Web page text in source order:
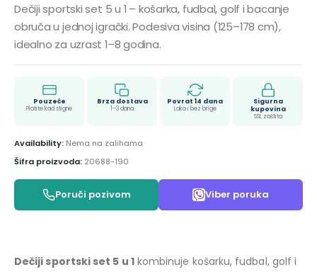
Dečiji sportski set 5 u 1 – košarka, fudbal, golf i bacanje
obruča u jednoj igrački. Podesiva visina (125–178 cm),
idealno za uzrast 1–8 godina.
Pouzeće
Platite kad stigne
Brza dostava
1–3 dana
Povrat 14 dana
Lako i bez brige
Sigurna
kupovina
SSL zaštita
Availability: Nema na zalihama
Šifra proizvoda: 20688-190
Poruči pozivom Viber poruka
Dečiji sportski set 5 u 1kombinuje košarku, fudbal, golf i